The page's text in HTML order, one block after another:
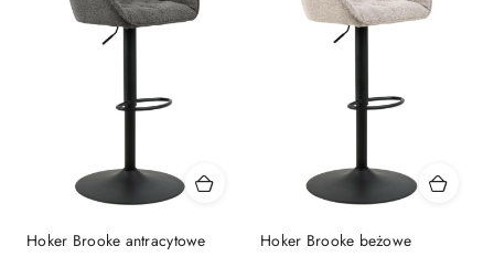
Hoker Brooke antracytowe Hoker Brooke beżowe